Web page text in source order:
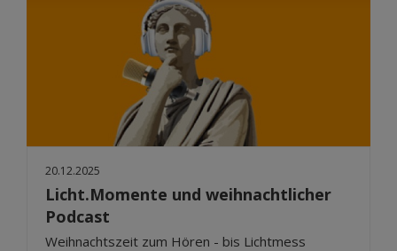
20.12.2025
Licht.Momente und weihnachtlicher
Podcast
Weihnachtszeit zum Hören - bis Lichtmess